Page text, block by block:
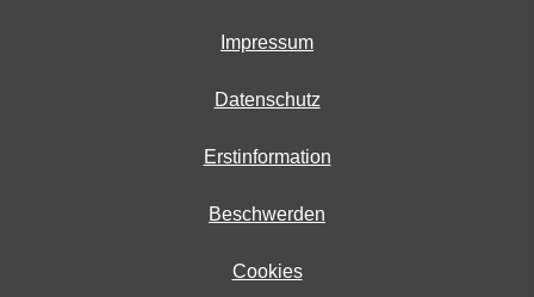
Impressum
Datenschutz
Erstinformation
Beschwerden
Cookies